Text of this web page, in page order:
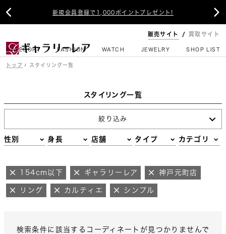
新規会員登録で1,000ポイントプレゼント!
 
販売サイト 買取サイト
CATEGORY FASHION WATCH JEWELRY SHOP LIST
トップ スタイリング一覧
スタイリング一覧
絞り込み
性別 身長 店舗 タイプ カテゴリ
154cm以下 ギャラリーレア 神戸元町店
リング カルティエ シンプル
検索条件に該当するコーディネートが見つかりませんで